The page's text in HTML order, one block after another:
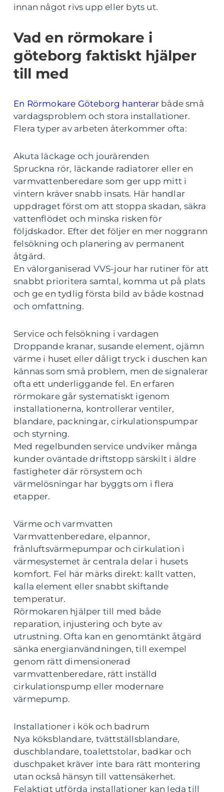
innan något rivs upp eller byts ut.
Vad en rörmokare i
göteborg faktiskt hjälper
till med
En Rörmokare Göteborg hanterar både små
vardagsproblem och stora installationer.
Flera typer av arbeten återkommer ofta:
Akuta läckage och jourärenden
Spruckna rör, läckande radiatorer eller en
varmvattenberedare som ger upp mitt i
vintern kräver snabb insats. Här handlar
uppdraget först om att stoppa skadan, säkra
vattenflödet och minska risken för
följdskador. Efter det följer en mer noggrann
felsökning och planering av permanent
åtgärd.
En välorganiserad VVS-jour har rutiner för att
snabbt prioritera samtal, komma ut på plats
och ge en tydlig första bild av både kostnad
och omfattning.
Service och felsökning i vardagen
Droppande kranar, susande element, ojämn
värme i huset eller dåligt tryck i duschen kan
kännas som små problem, men de signalerar
ofta ett underliggande fel. En erfaren
rörmokare går systematiskt igenom
installationerna, kontrollerar ventiler,
blandare, packningar, cirkulationspumpar
och styrning.
Med regelbunden service undviker många
kunder oväntade driftstopp särskilt i äldre
fastigheter där rörsystem och
värmelösningar har byggts om i flera
etapper.
Värme och varmvatten
Varmvattenberedare, elpannor,
frånluftsvärmepumpar och cirkulation i
värmesystemet är centrala delar i husets
komfort. Fel här märks direkt: kallt vatten,
kalla element eller snabbt skiftande
temperatur.
Rörmokaren hjälper till med både
reparation, injustering och byte av
utrustning. Ofta kan en genomtänkt åtgärd
sänka energianvändningen, till exempel
genom rätt dimensionerad
varmvattenberedare, rätt inställd
cirkulationspump eller modernare
värmepump.
Installationer i kök och badrum
Nya köksblandare, tvättställsblandare,
duschblandare, toalettstolar, badkar och
duschpaket kräver inte bara rätt montering
utan också hänsyn till vattensäkerhet.
Felaktigt utförda installationer kan leda till